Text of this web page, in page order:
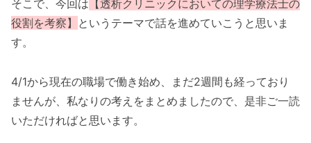
そこで、今回は 【透析クリニックにおいての理学療法士の
役割を考察】 というテーマで話を進めていこうと思いま
す。
4/1から現在の職場で働き始め、まだ2週間も経っており
ませんが、私なりの考えをまとめましたので、是非ご一読
いただければと思います。